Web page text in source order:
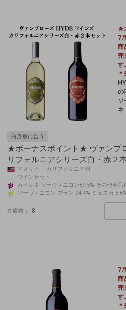
★
7
商
売
す。
＊
の
ソ
ネ
白身魚に合う
★ボーナスポイント★ ヴァンプ
リフォルニアシリーズ白・赤２
アメリカ カリフォルニア州
ワインセット
カベルネ ソーヴィニヨン89.5% その他赤品
ソーヴィニヨン ブラン 94.4% ミュスカ 5.6%
在庫数： 8
7
商
売
す。
＊